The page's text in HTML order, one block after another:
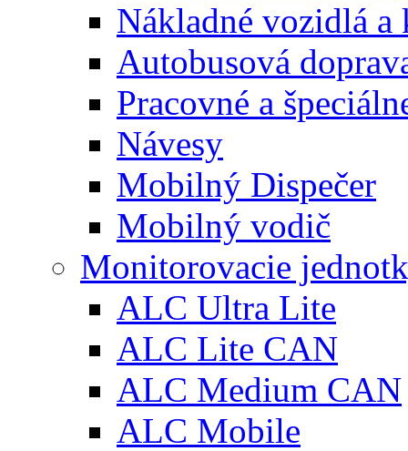
Nákladné vozidlá a
Autobusová
Pracovné a
Návesy
Mobilný Dispečer
Mobilný vodič
Monitorovacie
ALC Ultra Lite
ALC Lite CAN
ALC Medium CAN
ALC Mobile